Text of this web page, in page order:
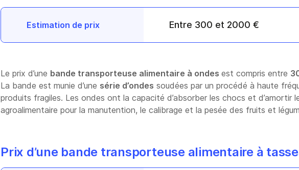
Estimation de prix Entre 300 et 2000 €
Le prix d’une bande transporteuse alimentaire à ondes est compris entre
La bande est munie d’une série d’ondes soudées par un procédé à haute
produits fragiles. Les ondes ont la capacité d’absorber les chocs et d’amortir
agroalimentaire pour la manutention, le calibrage et la pesée des fruits et
Prix d’une bande transporteuse alimentaire à